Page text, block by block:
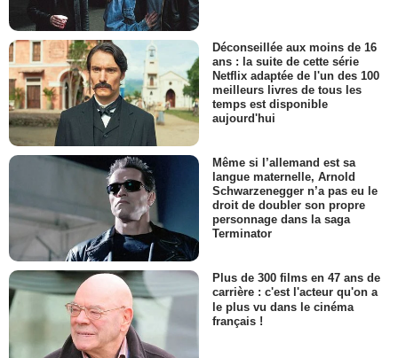
Déconseillée aux moins de 16
ans : la suite de cette série
Netflix adaptée de l'un des 100
meilleurs livres de tous les
temps est disponible
aujourd'hui
Même si l’allemand est sa
langue maternelle, Arnold
Schwarzenegger n’a pas eu le
droit de doubler son propre
personnage dans la saga
Terminator
Plus de 300 films en 47 ans de
carrière : c'est l'acteur qu'on a
le plus vu dans le cinéma
français !